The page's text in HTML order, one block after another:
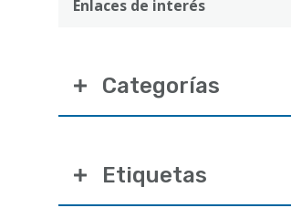
navegación
Enlaces de interés
Categorías
Etiquetas